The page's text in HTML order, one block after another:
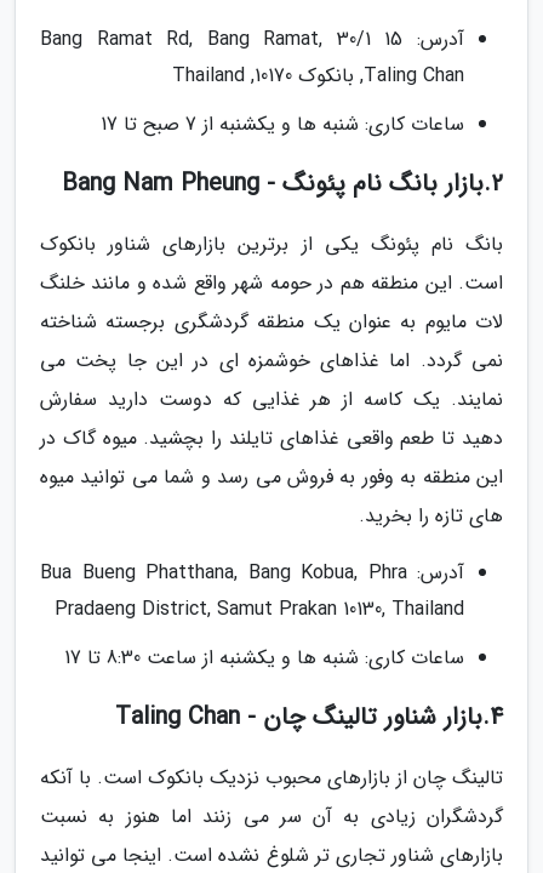
آدرس: 15 30/1 Bang Ramat Rd, Bang Ramat,
Taling Chan, بانکوک 10170, Thailand
ساعات کاری: شنبه ها و یکشنبه از 7 صبح تا 17
2.بازار بانگ نام پئونگ - Bang Nam Pheung
بانگ نام پئونگ یکی از برترین بازارهای شناور بانکوک
است. این منطقه هم در حومه شهر واقع شده و مانند خلنگ
لات مایوم به عنوان یک منطقه گردشگری برجسته شناخته
نمی گردد. اما غذاهای خوشمزه ای در این جا پخت می
نمایند. یک کاسه از هر غذایی که دوست دارید سفارش
دهید تا طعم واقعی غذاهای تایلند را بچشید. میوه گاک در
این منطقه به وفور به فروش می رسد و شما می توانید میوه
های تازه را بخرید.
آدرس: Bua Bueng Phatthana, Bang Kobua, Phra
Pradaeng District, Samut Prakan 10130, Thailand
ساعات کاری: شنبه ها و یکشنبه از ساعت 8:30 تا 17
4.بازار شناور تالینگ چان - Taling Chan
تالینگ چان از بازارهای محبوب نزدیک بانکوک است. با آنکه
گردشگران زیادی به آن سر می زنند اما هنوز به نسبت
بازارهای شناور تجاری تر شلوغ نشده است. اینجا می توانید